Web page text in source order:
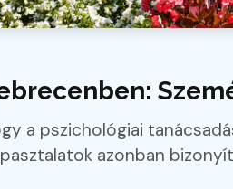
a pszichológiai
azonban